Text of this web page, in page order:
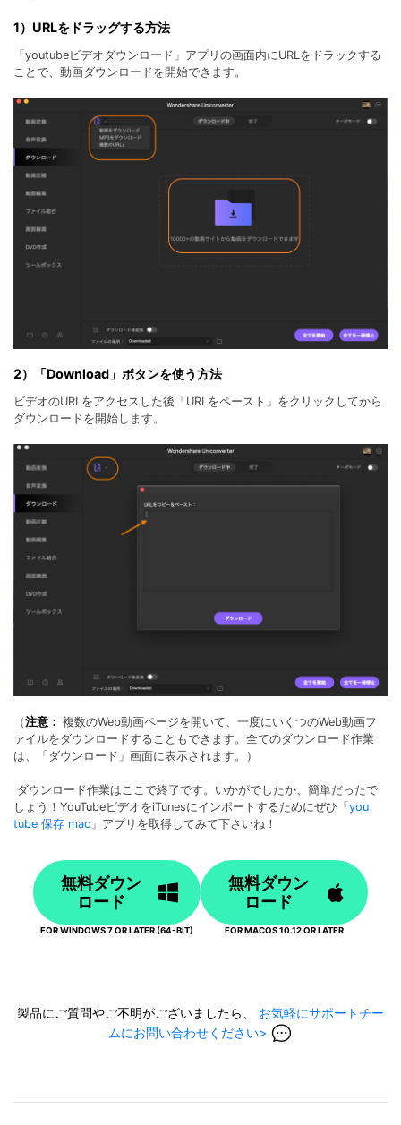
1）URLをドラッグする方法
「youtubeビデオダウンロード」アプリの画面内にURLをドラックする
ことで、動画ダウンロードを開始できます。
2）「Download」ボタンを使う方法
ビデオのURLをアクセスした後「URLをペースト」をクリックしてから
ダウンロードを開始します。
（注意： 複数のWeb動画ページを開いて、一度にいくつのWeb動画フ
ァイルをダウンロードすることもできます。全てのダウンロード作業
は、「ダウンロード」画面に表示されます。）
ダウンロード作業はここで終了です。いかがでしたか、簡単だったで
しょう！YouTubeビデオをiTunesにインポートするためにぜひ「 you
tube 保存 mac 」アプリを取得してみて下さいね！
無料ダウン
ロード
FOR WINDOWS 7 OR LATER (64-BIT)
無料ダウン
ロード
FOR MACOS 10.12 OR LATER
製品にご質問やご不明がございましたら、 お気軽にサポートチー
ムにお問い合わせください>